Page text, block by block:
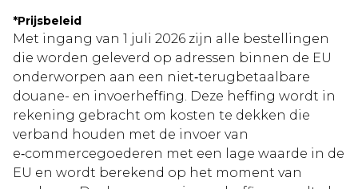
*Prijsbeleid
Met ingang van 1 juli 2026 zijn alle bestellingen
die worden geleverd op adressen binnen de EU
onderworpen aan een niet‑terugbetaalbare
douane- en invoerheffing. Deze heffing wordt in
rekening gebracht om kosten te dekken die
verband houden met de invoer van
e‑commercegoederen met een lage waarde in de
EU en wordt berekend op het moment van